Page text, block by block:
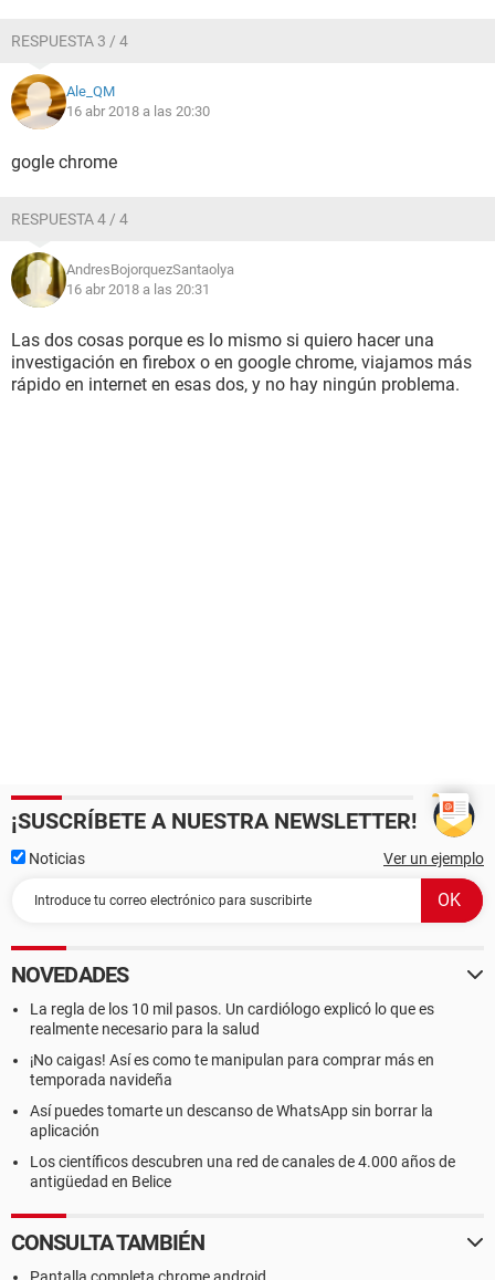
RESPUESTA 3 / 4
Ale_QM
16 abr 2018 a las 20:30
gogle chrome
RESPUESTA 4 / 4
AndresBojorquezSantaolya
16 abr 2018 a las 20:31
Las dos cosas porque es lo mismo si quiero hacer una
investigación en firebox o en google chrome, viajamos más
rápido en internet en esas dos, y no hay ningún problema.
¡SUSCRÍBETE A NUESTRA NEWSLETTER!
Noticias Ver un ejemplo
NOVEDADES
La regla de los 10 mil pasos. Un cardiólogo explicó lo que es
realmente necesario para la salud
¡No caigas! Así es como te manipulan para comprar más en
temporada navideña
Así puedes tomarte un descanso de WhatsApp sin borrar la
aplicación
Los científicos descubren una red de canales de 4.000 años de
antigüedad en Belice
CONSULTA TAMBIÉN